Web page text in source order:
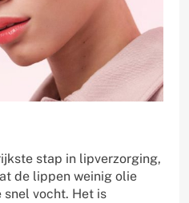
stap in lipverzorging,
de lippen weinig olie
snel vocht. Het is